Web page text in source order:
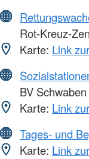
Rot-Kreuz-
Karte: Link
BV Schwaben
Karte: Link
Tages- und
Karte: Link